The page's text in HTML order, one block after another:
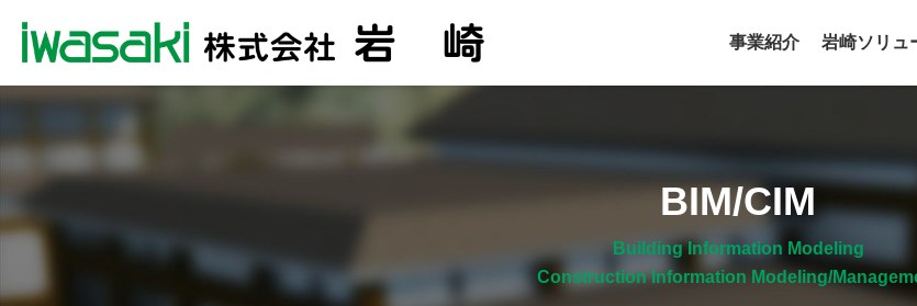
事業紹介 岩崎ソリュ
BIM/CIM
Building Information Modeling
Construction Information Modeling/